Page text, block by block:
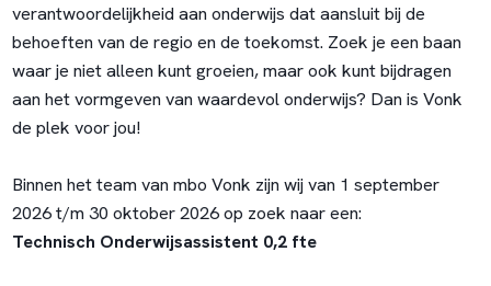
verantwoordelijkheid aan onderwijs dat aansluit bij de
behoeften van de regio en de toekomst. Zoek je een baan
waar je niet alleen kunt groeien, maar ook kunt bijdragen
aan het vormgeven van waardevol onderwijs? Dan is Vonk
de plek voor jou!
Binnen het team van mbo Vonk zijn wij van 1 september
2026 t/m 30 oktober 2026 op zoek naar een:
Technisch Onderwijsassistent 0,2 fte